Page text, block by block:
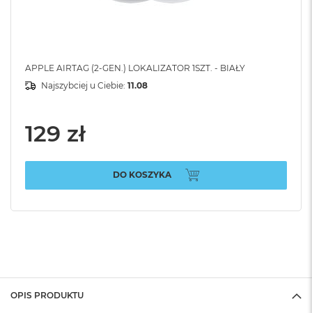
APPLE AIRTAG (2-GEN.) LOKALIZATOR 1SZT. - BIAŁY
Najszybciej u Ciebie: 11.08
129 zł
DO KOSZYKA
OPIS PRODUKTU